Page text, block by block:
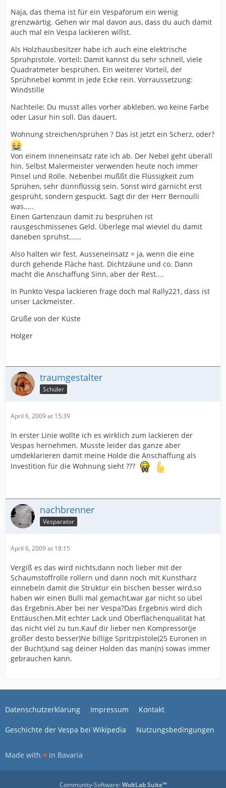
Naja, das thema ist für ein Vespaforum ein wenig
grenzwärtig. Gehen wir mal davon aus, dass du auch damit
auch mal ein Vespa lackieren willst.
Als Holzhausbesitzer habe ich auch eine elektrische
Sprühpistole. Vorteil: Damit kannst du sehr schnell, viele
Quadratmeter besprühen. Ein weiterer Vorteil, der
Sprühnebel kommt in jede Ecke rein. Vorraussetzung:
Windstille
Nachteile: Du musst alles vorher abkleben, wo keine Farbe
oder Lasur hin soll. Das dauert.
Wohnung streichen/sprühen ? Das ist jetzt ein Scherz, oder?
Von einem Inneneinsatz rate ich ab. Der Nebel geht überall
hin. Selbst Malermeister verwenden heute noch immer
Pinsel und Rolle. Nebenbei mußßt die Flüssigkeit zum
Sprühen, sehr dünnflüssig sein. Sonst wird garnicht erst
gesprüht, sondern gespuckt. Sagt dir der Herr Bernoulli
was.....
Einen Gartenzaun damit zu besprühen ist
rausgeschmissenes Geld. Überlege mal wieviel du damit
daneben sprühst......
Also halten wir fest. Ausseneinsatz = ja, wenn die eine
durch gehende Fläche hast. Dichtzäune und co. Dann
macht die Anschaffung Sinn, aber der Rest....
In Punkto Vespa lackieren frage doch mal Rally221, dass ist
unser Lackmeister.
Grüße von der Küste
Holger
traumgestalter
Schüler
April 6, 2009 at 15:39
In erster Linie wollte ich es wirklich zum lackieren der
Vespas hernehmen. Musste leider das ganze aber
umdeklarieren damit meine Holde die Anschaffung als
Investition für die Wohnung sieht ???
nachbrenner
Vesparator
April 6, 2009 at 18:15
Vergiß es das wird nichts,dann noch lieber mit der
Schaumstoffrolle rollern und dann noch mit Kunstharz
einnebeln damit die Struktur ein bischen besser wird,so
haben wir einen Bulli mal gemacht,war gar nicht so übel
das Ergebnis.Aber bei ner Vespa?Das Ergebnis wird dich
Enttäuschen.Mit echter Lack und Oberflächenqualität hat
das nicht viel zu tun.Kauf dir lieber nen Kompressor(je
größer desto besser)Ne billige Spritzpistole(25 Euronen in
der Bucht)und sag deiner Holden das man(n) sowas immer
gebrauchen kann.
Datenschutzerklärung Impressum Kontakt
Geschichte der Vespa bei Wikipedia Nutzungsbedingungen
Made with ♥ in Bavaria
Community-Software:WoltLab Suite™